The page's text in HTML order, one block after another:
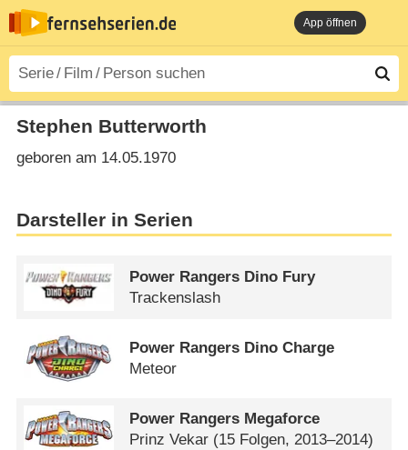
App öffnen
Stephen Butterworth
geboren am 14.05.1970
Darsteller in Serien
Power Rangers Dino Fury
Trackenslash
Power Rangers Dino Charge
Meteor
Power Rangers Megaforce
Prinz Vekar (15 Folgen, 2013–2014)